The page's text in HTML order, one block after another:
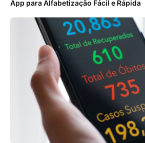
App para Alfabetização Fácil e Rápida